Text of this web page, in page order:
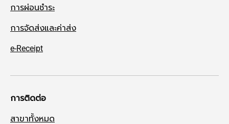
การผ่อนชำระ
การจัดส่งและค่าส่ง
e-Receipt
การติดต่อ
สาขาทั้งหมด